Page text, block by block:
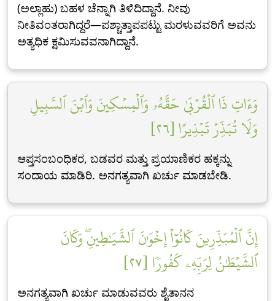
(ಅಲ್ಲಾಹು) ಬಹಳ ಚೆನ್ನಾಗಿ ತಿಳಿದಿದ್ದಾನೆ. ನೀವು
ನೀತಿವಂತರಾಗಿದ್ದರೆ—ಪಶ್ಚಾತ್ತಾಪಪಟ್ಟು ಮರಳುವವರಿಗೆ ಅವನು
ಅತ್ಯಧಿಕ ಕ್ಷಮಿಸುವವನಾಗಿದ್ದಾನೆ.
وَءَاتِ ذَا ٱلۡقُرۡبَىٰ حَقَّهُۥ وَٱلۡمِسۡكِينَ وَٱبۡنَ ٱلسَّبِيلِ
وَلَا تُبَذِّرۡ تَبۡذِيرًا [٢٦]
ಆಪ್ತಸಂಬಂಧಿಕರ, ಬಡವರ ಮತ್ತು ಪ್ರಯಾಣಿಕರ ಹಕ್ಕನ್ನು
ಸಂದಾಯ ಮಾಡಿರಿ. ಅನಗತ್ಯವಾಗಿ ಖರ್ಚು ಮಾಡಬೇಡಿ.
إِنَّ ٱلۡمُبَذِّرِينَ كَانُوٓاْ إِخۡوَٰنَ ٱلشَّيَٰطِينِۖ وَكَانَ
ٱلشَّيۡطَٰنُ لِرَبِّهِۦ كَفُورٗا [٢٧]
ಅನಗತ್ಯವಾಗಿ ಖರ್ಚು ಮಾಡುವವರು ಶೈತಾನನ